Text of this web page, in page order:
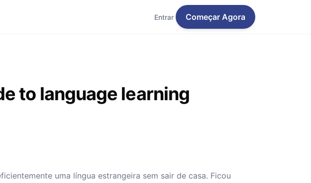
Entrar Começar Agora
to language learning
uma língua estrangeira sem sair de casa. Ficou